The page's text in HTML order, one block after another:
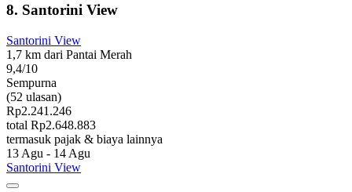
8. Santorini View
Santorini View
1,7 km dari Pantai Merah
9,4/10
Sempurna
(52 ulasan)
Rp2.241.246
total Rp2.648.883
termasuk pajak & biaya lainnya
13 Agu - 14 Agu
Santorini View